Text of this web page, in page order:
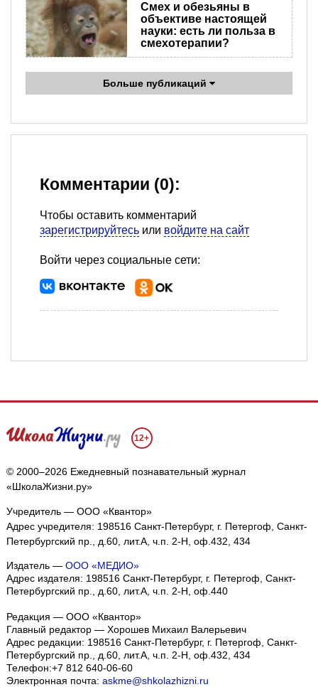
Смех и обезьяны в
объективе настоящей
науки: есть ли польза в
смехотерапии?
Больше публикаций
Комментарии (0):
Чтобы оставить комментарий
зарегистрируйтесь или войдите на сайт
Войти через социальные сети:
12+
© 2000–2026 Ежедневный познавательный журнал
«ШколаЖизни.ру»
Учредитель — ООО «Квантор»
Адрес учредителя: 198516 Санкт-Петербург, г. Петергоф, Санкт-
Петербургский пр., д.60, лит.А, ч.п. 2-Н, оф.432, 434
Издатель — ООО «МЕДИО»
Адрес издателя: 198516 Санкт-Петербург, г. Петергоф, Санкт-
Петербургский пр., д.60, лит.А, ч.п. 2-Н, оф.440
Редакция — ООО «Квантор»
Главный редактор — Хорошев Михаил Валерьевич
Адрес редакции: 198516 Санкт-Петербург, г. Петергоф Санкт-
Петербургский пр., д.60, лит.А, ч.п. 2-Н, оф.432, 434
Телефон:+7 812 640-06-60
Электронная почта: askme@shkolazhizni.ru